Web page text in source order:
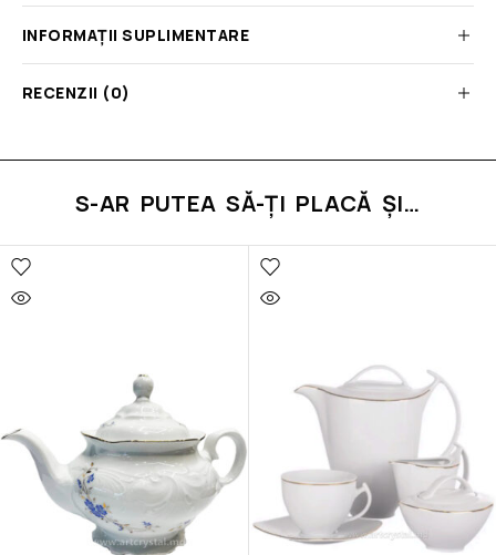
INFORMAȚII SUPLIMENTARE
RECENZII (0)
S-AR PUTEA SĂ-ȚI PLACĂ ȘI…